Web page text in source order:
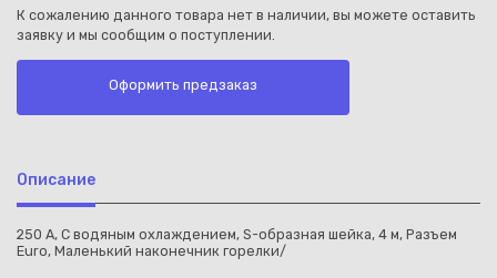
Каз
К сожалению данного товара нет в наличии, вы можете оставить
заявку и мы сообщим о поступлении.
Оформить предзаказ
Описание
250 A, C водяным охлаждением, S-образная шейка, 4 м, Разъем
Euro, Маленький наконечник горелки/